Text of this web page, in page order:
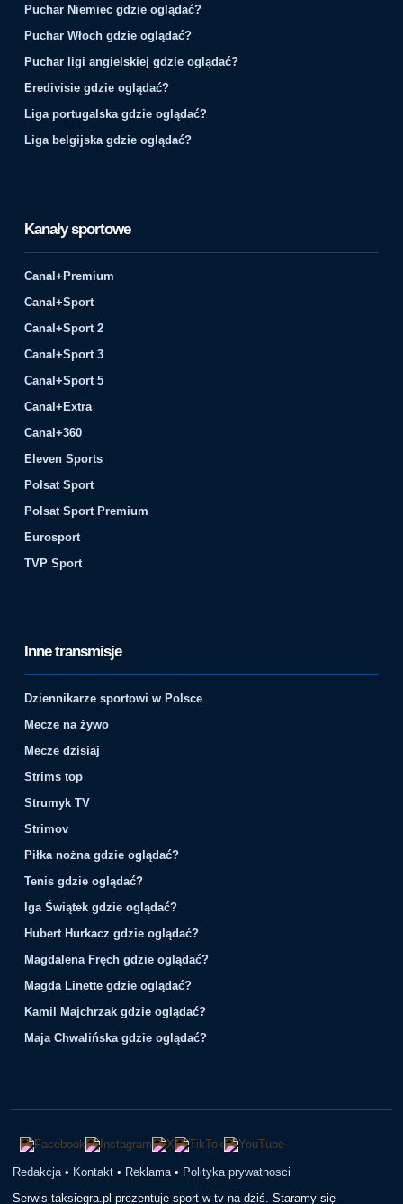
Puchar Niemiec gdzie oglądać?
Puchar Włoch gdzie oglądać?
Puchar ligi angielskiej gdzie oglądać?
Eredivisie gdzie oglądać?
Liga portugalska gdzie oglądać?
Liga belgijska gdzie oglądać?
Kanały sportowe
Canal+Premium
Canal+Sport
Canal+Sport 2
Canal+Sport 3
Canal+Sport 5
Canal+Extra
Canal+360
Eleven Sports
Polsat Sport
Polsat Sport Premium
Eurosport
TVP Sport
Inne transmisje
Dziennikarze sportowi w Polsce
Mecze na żywo
Mecze dzisiaj
Strims top
Strumyk TV
Strimov
Piłka nożna gdzie oglądać?
Tenis gdzie oglądać?
Iga Świątek gdzie oglądać?
Hubert Hurkacz gdzie oglądać?
Magdalena Fręch gdzie oglądać?
Magda Linette gdzie oglądać?
Kamil Majchrzak gdzie oglądać?
Maja Chwalińska gdzie oglądać?
Redakcja • Kontakt • Reklama • Polityka prywatnosci
Serwis taksiegra.pl prezentuje sport w tv na dziś. Staramy się